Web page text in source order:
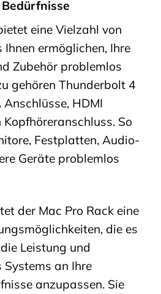
eine Vielzahl von
Ihnen ermöglichen, Ihre
Zubehör problemlos
gehören Thunderbolt 4
HDMI
So
Festplatten, Audio-
Geräte problemlos
der Mac Pro Rack eine
die es
Leistung und
an Ihre
anzupassen. Sie